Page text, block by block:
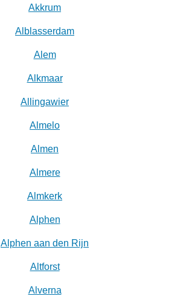
Akkrum
Alblasserdam
Alem
Alkmaar
Allingawier
Almelo
Almen
Almere
Almkerk
Alphen
Alphen aan den Rijn
Altforst
Alverna